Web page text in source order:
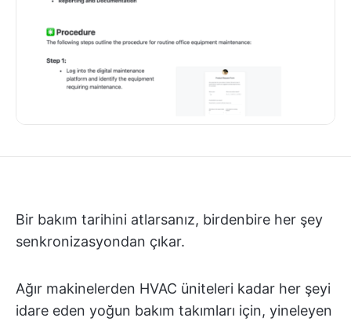
Bir bakım tarihini atlarsanız, birdenbire her şey
senkronizasyondan çıkar.
Ağır makinelerden HVAC üniteleri kadar her şeyi
idare eden yoğun bakım takımları için, yineleyen